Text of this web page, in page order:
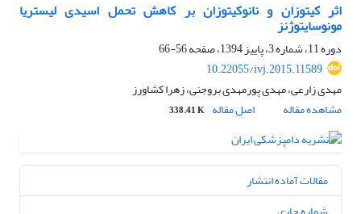
اثر کیتوزان و نانوکیتوزان بر کاهش تحمل اسیدی لیستریا
مونوسایتوژنز
دوره 11، شماره 3، پاییز 1394، صفحه
56-66
10.22055/ivj.2015.11589
مهدی زارعی، مهدی پورمهدی بروجنی، زهرا کشاورز
مشاهده مقاله
اصل مقاله 338.41 K
مقالات آماده انتشار